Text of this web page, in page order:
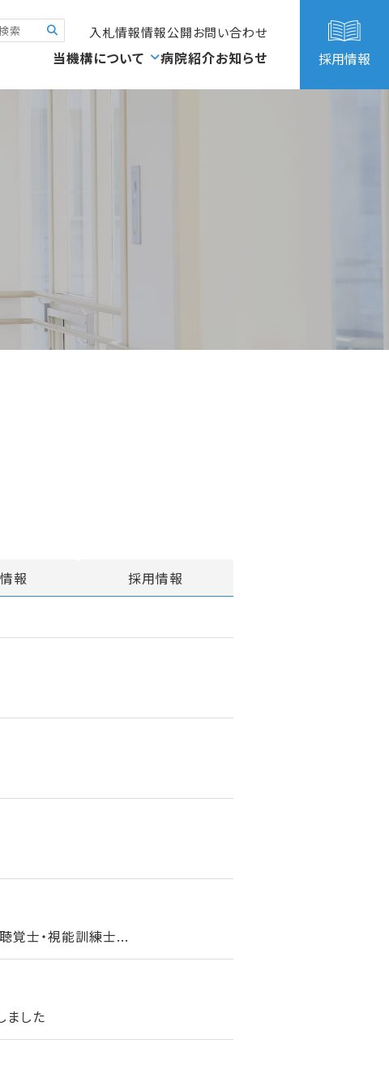
入札情報情報公開お問い合わせ
当機構について 病院紹介お知らせ 採用情報
報 採用情報
覚士・視能訓練士...
ました